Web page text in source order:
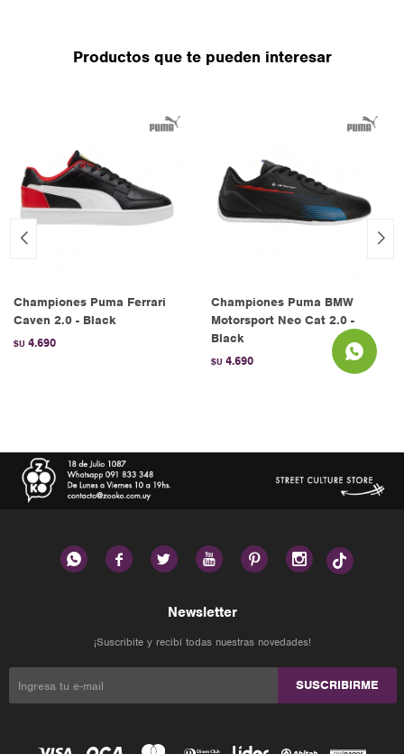
Productos que te pueden interesar
Championes Puma Ferrari
Caven 2.0 - Black
$U 4.690
Championes Puma BMW
Motorsport Neo Cat 2.0 -
Black
$U 4.690
     
Newsletter
¡Suscribite y recibí todas nuestras novedades!
SUSCRIBIRME